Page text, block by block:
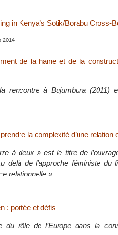
in Kenya’s Sotik/Borabu Cross-
2014
de la haine et de la
rencontre à Bujumbura (2011)
la complexité d’une relation
à deux » est le titre de
delà de l’approche féministe
relationnelle ».
: portée et défis
du rôle de l’Europe dans la